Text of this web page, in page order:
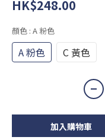
HK$248.00
顏色 : A 粉色
A 粉色 C 黃色
加入購物車